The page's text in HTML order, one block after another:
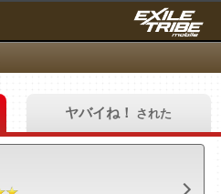
ヤバイね！ された